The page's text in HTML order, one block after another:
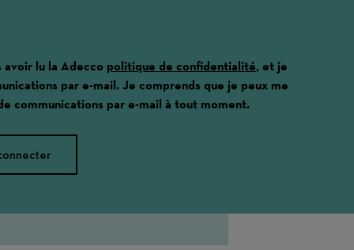
avoir lu la Adecco politique de confidentialité, et je
par e-mail. Je comprends que je peux me
communications par e-mail à tout moment.